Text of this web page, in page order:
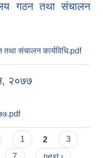
गठन तथा संचालन
संचालन कार्यविधि.pdf
२०७७
1 2
3